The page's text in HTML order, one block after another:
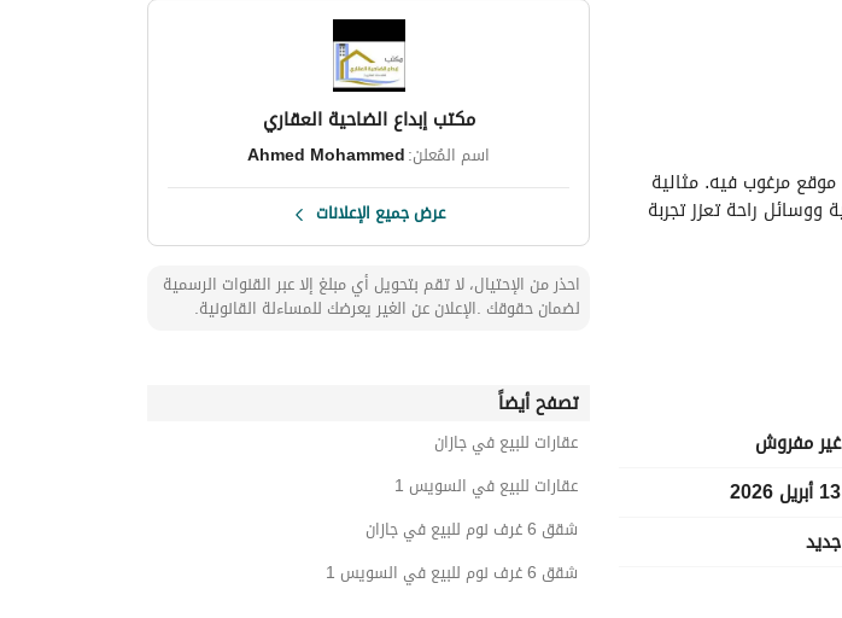
غير مفروش
13 أبريل 2026
جديد
مكتب إبداع الضاحية العقاري
اسم المُعلن:Ahmed Mohammed
عرض جميع الإعلانات
احذر من الإحتيال، لا تقم بتحويل أي مبلغ إلا عبر القنوات الرسمية
لضمان حقوقك .الإعلان عن الغير يعرضك للمساءلة القانونية.
تصفح أيضاً
عقارات للبيع في جازان
عقارات للبيع في السويس 1
شقق 6 غرف نوم للبيع في جازان
شقق 6 غرف نوم للبيع في السويس 1